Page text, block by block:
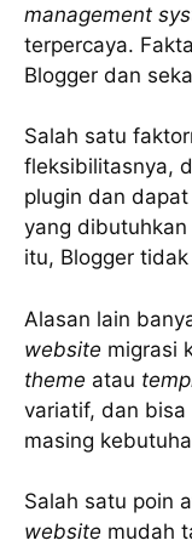
management
terpercaya.
Blogger dan
Salah satu
fleksibilitasnya,
plugin dan
yang
itu, Blogger
Alasan lain
website migrasi
theme atau
variatif, dan
masing
Salah satu poin
website mudah